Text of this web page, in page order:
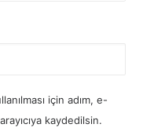
için adım, e-
kaydedilsin.